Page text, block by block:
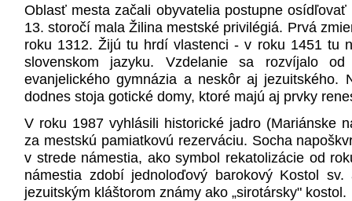
Oblasť mesta začali obyvatelia postupne
13. storočí mala Žilina mestské privilégiá. Prvá
roku 1312. Žijú tu hrdí vlastenci - v roku 1451 tu
slovenskom jazyku. Vzdelanie sa rozvíjalo
evanjelického gymnázia a neskôr aj jezuitského.
dodnes stoja gotické domy, ktoré majú aj prvky
V roku 1987 vyhlásili historické jadro (Mariánske
za mestskú pamiatkovú rezerváciu. Socha
v strede námestia, ako symbol rekatolizácie od
námestia zdobí jednoloďový barokový Kostol
jezuitským kláštorom známy ako „sirotársky" kostol.